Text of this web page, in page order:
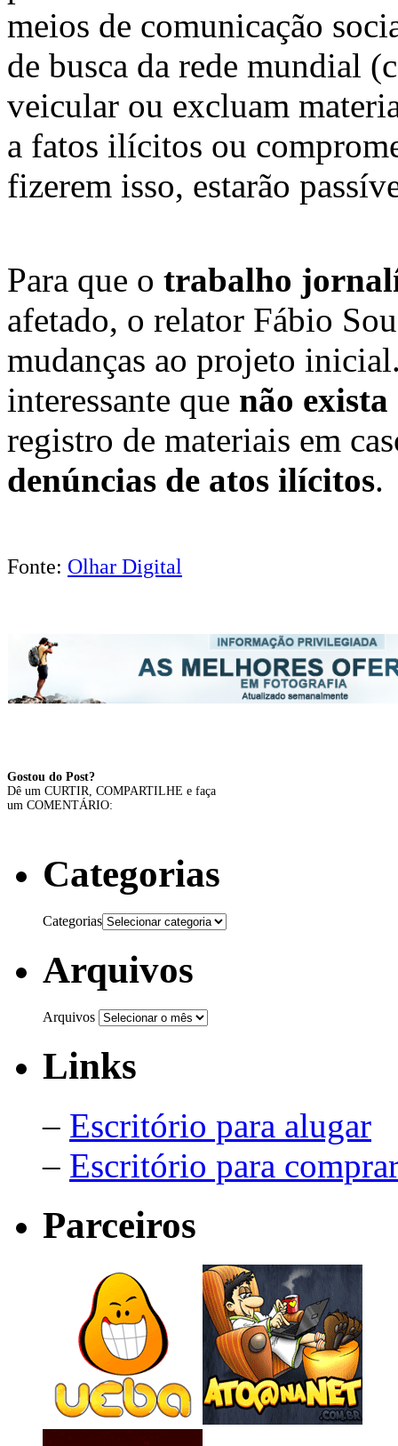
meios de comunicação
de busca da rede mundial
veicular ou excluam
a fatos ilícitos ou
fizerem isso, estarão
Para que o trabalho
afetado, o relator Fábio
mudanças ao projeto
interessante que não
registro de materiais em
denúncias de atos ilícitos.
Fonte: Olhar Digital
Gostou do Post?
Dê um CURTIR, COMPARTILHE e faça
um COMENTÁRIO:
Categorias
Categorias
Arquivos
Arquivos
Links
– Escritório para alugar
– Escritório para
Parceiros